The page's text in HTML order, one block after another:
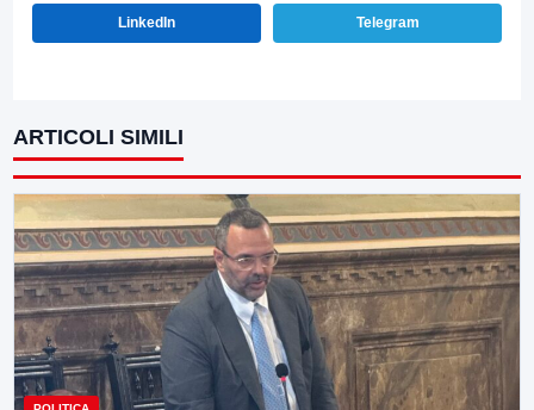
LinkedIn Telegram
ARTICOLI SIMILI